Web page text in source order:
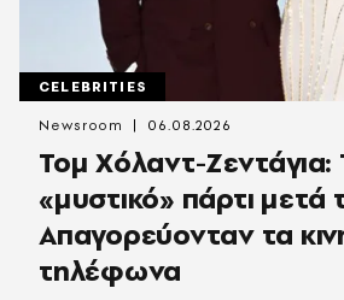
CELEBRITIES
Τομ Χόλαντ-Ζεντάγια:
«μυστικό» πάρτι μετά
Απαγορεύονταν τα
τηλέφωνα
Newsroom 06.08.2026